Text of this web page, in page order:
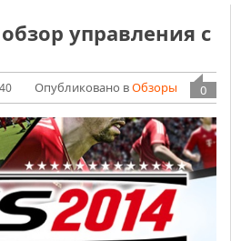
управления с
0
Опубликовано вОбзоры